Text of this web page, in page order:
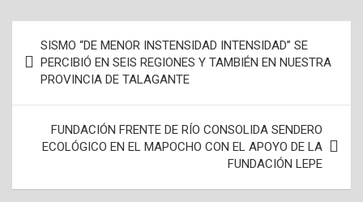
e
c
SISMO “DE MENOR INSTENSIDAD INTENSIDAD” SE
PERCIBIÓ EN SEIS REGIONES Y TAMBIÉN EN NUESTRA
PROVINCIA DE TALAGANTE
FUNDACIÓN FRENTE DE RÍO CONSOLIDA SENDERO
ECOLÓGICO EN EL MAPOCHO CON EL APOYO DE LA
FUNDACIÓN LEPE